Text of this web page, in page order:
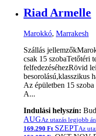
Riad Armelle
Marokkó, Marrakesh
Szállás
csak 15 szobaTetőtéri
felfedezéséhezRövid
besorolású,klasszikus
Az épületben 15
A...
Indulási helyszín:
AUGAz utazás legjobb
169.290 Ft SZEPTAz